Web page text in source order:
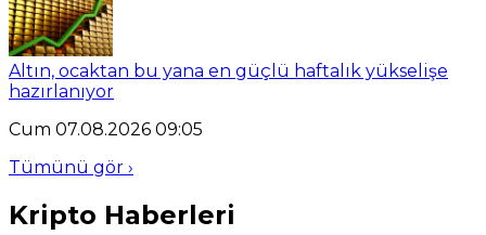
Altın, ocaktan bu yana en güçlü haftalık yükselişe
hazırlanıyor
Cum 07.08.2026 09:05
Tümünü gör ›
Kripto Haberleri